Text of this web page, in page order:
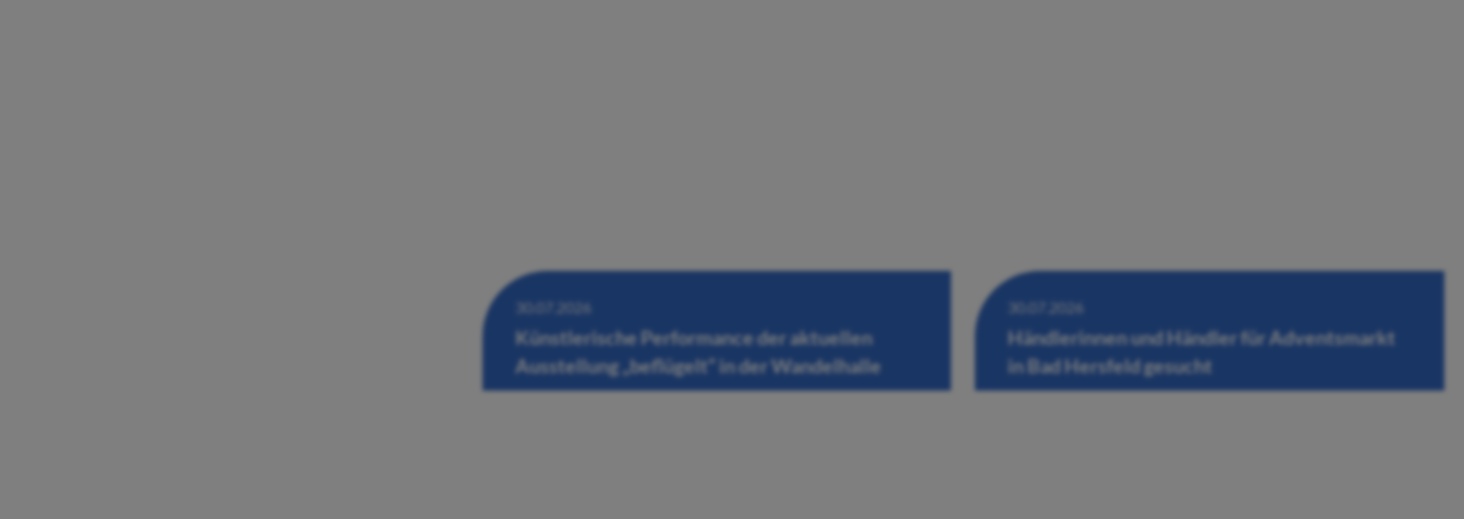
30.07.2026
Künstlerische Performance der aktuellen
Ausstellung „beflügelt“ in der Wandelhalle
30.07.2026
Händlerinnen und Händler für Adventsmarkt
in Bad Hersfeld gesucht